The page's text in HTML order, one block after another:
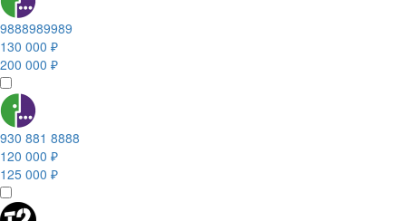
9888989989
130 000 ₽
200 000 ₽
930 881 8888
120 000 ₽
125 000 ₽